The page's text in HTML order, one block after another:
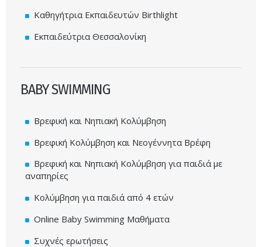
Καθηγήτρια Εκπαιδευτών Birthlight
Εκπαιδεύτρια Θεσσαλονίκη
BABY SWIMMING
Βρεφική και Νηπιακή Κολύμβηση
Βρεφική Κολύμβηση και Νεογέννητα Βρέφη
Βρεφική και Νηπιακή Κολύμβηση για παιδιά με
αναπηρίες
Κολύμβηση για παιδιά από 4 ετών
Online Baby Swimming Μαθήματα
Συχνές ερωτήσεις